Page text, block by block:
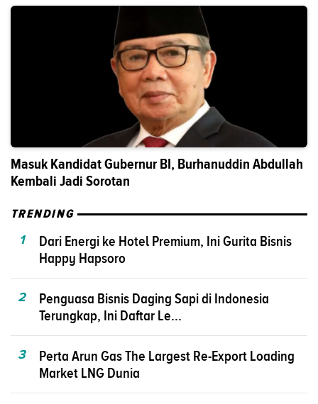
Masuk Kandidat Gubernur BI, Burhanuddin Abdullah
Kembali Jadi Sorotan
TRENDING
1
Dari Energi ke Hotel Premium, Ini Gurita Bisnis
Happy Hapsoro
2
Penguasa Bisnis Daging Sapi di Indonesia
Terungkap, Ini Daftar Le...
3
Perta Arun Gas The Largest Re-Export Loading
Market LNG Dunia